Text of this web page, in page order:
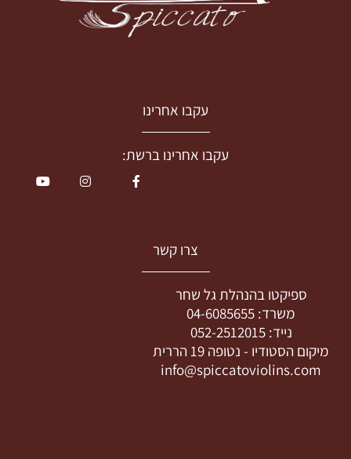
עקבו אחרינו
עקבו אחרינו ברשת:
צרו קשר
ספיקטו בהנהלת גל שחר
משרד: 04-6085655
נייד:052-2512015
מיקום הסטודיו - נטופה 19 הררית
info@spiccatoviolins.com